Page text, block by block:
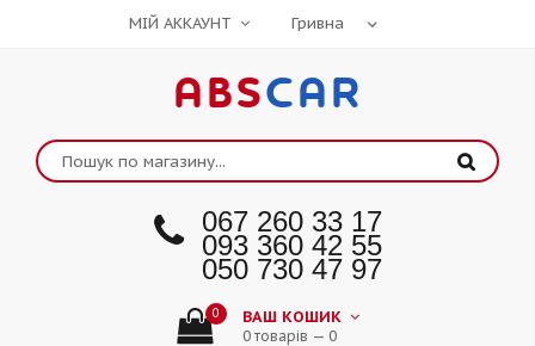
МІЙ АККАУНТ
ABSCAR
067 260 33 17
093 360 42 55
050 730 47 97
0 ВАШ КОШИК
0 товарів — 0